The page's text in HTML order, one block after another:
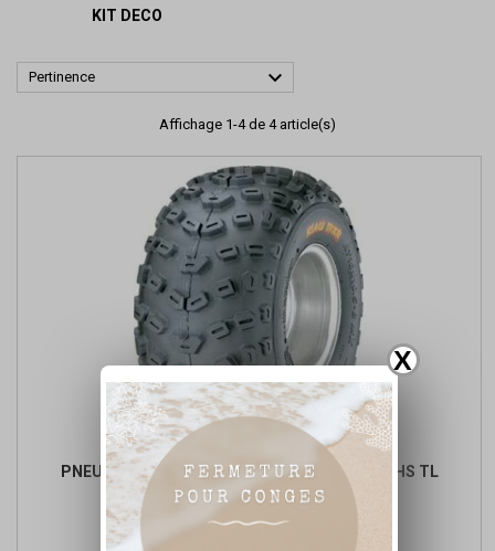
X
KIT DECO
Pertinence 
Affichage 1-4 de 4 article(s)
PNEU KENDA K533XC KLAW AT20X11-8 6PR NHS TL